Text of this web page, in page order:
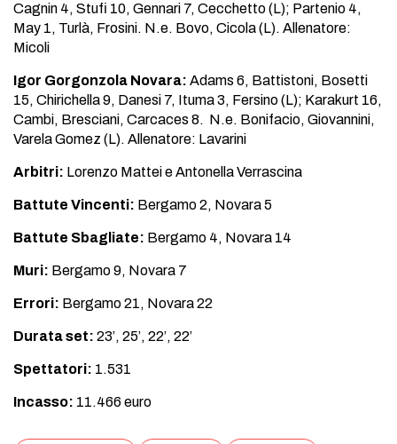
Cagnin 4, Stufi 10, Gennari 7, Cecchetto (L); Partenio 4,
May 1, Turlà, Frosini. N.e. Bovo, Cicola (L). Allenatore:
Micoli
Igor Gorgonzola Novara: Adams 6, Battistoni, Bosetti
15, Chirichella 9, Danesi 7, Ituma 3, Fersino (L); Karakurt 16,
Cambi, Bresciani, Carcaces 8. N.e. Bonifacio, Giovannini,
Varela Gomez (L). Allenatore: Lavarini
Arbitri: Lorenzo Mattei e Antonella Verrascina
Battute Vincenti: Bergamo 2, Novara 5
Battute Sbagliate: Bergamo 4, Novara 14
Muri: Bergamo 9, Novara 7
Errori: Bergamo 21, Novara 22
Durata set: 23’, 25’, 22’, 22’
Spettatori: 1.531
Incasso: 11.466 euro